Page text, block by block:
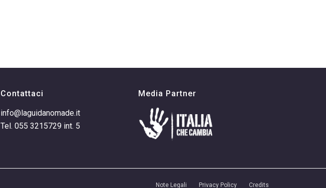
Contattaci
info@laguidanomade.it
Tel. 055 3215729 int. 5
Media Partner
Note Legali Privacy Policy Credits